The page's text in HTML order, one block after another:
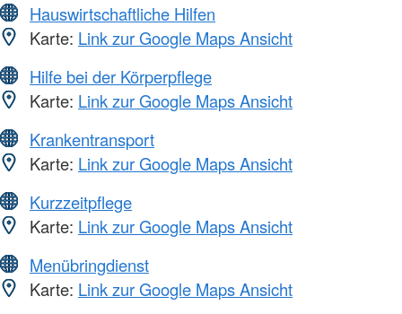
Hauswirtschaftliche Hilfen
Karte: Link zur Google Maps Ansicht
Hilfe bei der Körperpflege
Karte: Link zur Google Maps Ansicht
Krankentransport
Karte: Link zur Google Maps Ansicht
Kurzzeitpflege
Karte: Link zur Google Maps Ansicht
Menübringdienst
Karte: Link zur Google Maps Ansicht